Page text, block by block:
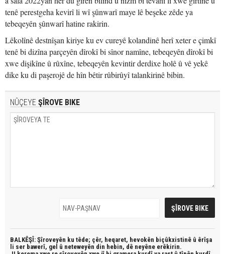
tenê perestgeha kevirî li wî şûnwarî maye lê beşeke zêde ya
tebeqeyên şûnwarî hatine rakirin.
Lêkolînê destnîşan kiriye ku ev cureyê kolandinê herî xeter e çimkî
tenê bi dizîna parçeyên dîrokî bi sînor namîne, tebeqeyên dîrokî bi
xwe dişikîne û rûxîne, tebeqeyên kevintir derdixe holê û vê yekê
dike ku di paşerojê de hîn bêtir rûbirûyî talankirinê bibin.
NÛÇEYE ŞÎROVE BIKE
BALKÊŞÎ: Şîroveyên ku têde; çêr, heqaret, hevokên biçûkxistinê û êrîşa
li ser bawerî, gel û neteweyên din hebin, dê neyêne erêkirin.